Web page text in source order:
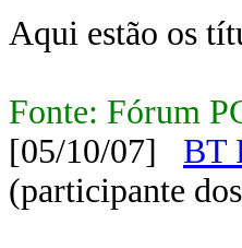
Aqui estão os
Fonte: Fórum
[05/10/07] BT
(participante